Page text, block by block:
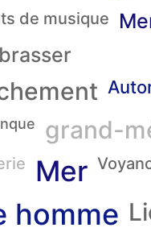
de musique
grand-
Mer
homme